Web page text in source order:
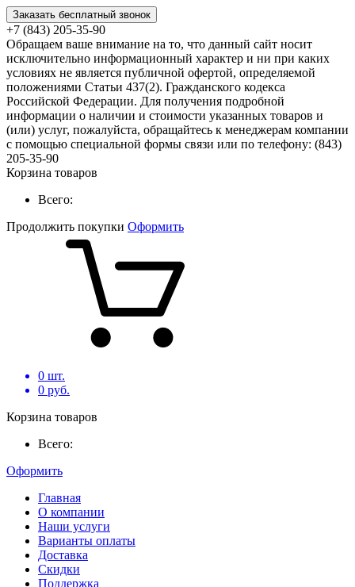
Заказать бесплатный звонок
+7 (843) 205-35-90
Обращаем ваше внимание на то, что данный сайт носит
исключительно информационный характер и ни при каких
условиях не является публичной офертой, определяемой
положениями Статьи 437(2). Гражданского кодекса
Российской Федерации. Для получения подробной
информации о наличии и стоимости указанных товаров и
(или) услуг, пожалуйста, обращайтесь к менеджерам компании
с помощью специальной формы связи или по телефону: (843)
205-35-90
Корзина товаров
Всего:
Продолжить покупки Оформить
0 шт.
0 руб.
Корзина товаров
Всего:
Оформить
Главная
О компании
Наши услуги
Варианты оплаты
Доставка
Скидки
Поддержка